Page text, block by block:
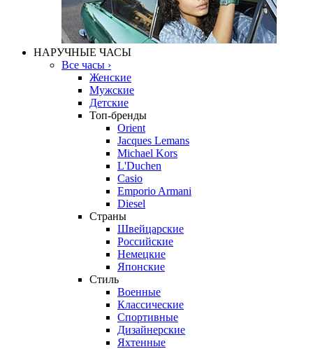
НАРУЧНЫЕ ЧАСЫ
Все часы ›
Женские
Мужские
Детские
Топ-бренды
Orient
Jacques Lemans
Michael Kors
L'Duchen
Casio
Emporio Armani
Diesel
Страны
Швейцарские
Российские
Немецкие
Японские
Стиль
Военные
Классические
Спортивные
Дизайнерские
Яхтенные